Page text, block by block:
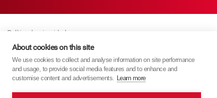
Política de privacidad
Business Partner Privacy
Política De Cookies
Modern Slavery Act Policy
About cookies on this site
We use cookies to collect and analyse information on site performance
and usage, to provide social media features and to enhance and
customise content and advertisements. Learn more